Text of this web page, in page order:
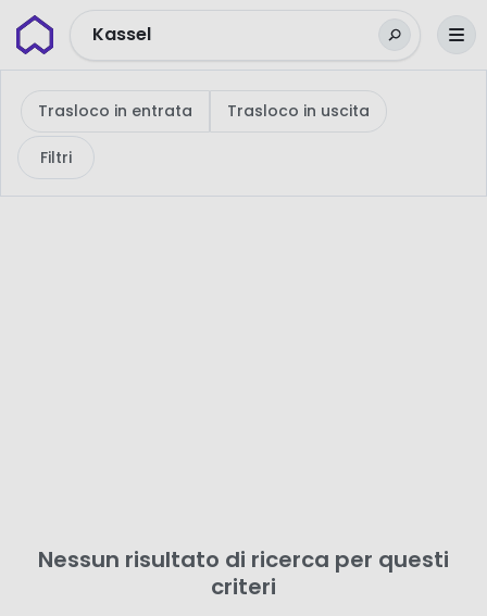
WunderflatsKassel
Trasloco in entrata Trasloco in uscita
Filtri
Nessun risultato di ricerca per questi
criteri